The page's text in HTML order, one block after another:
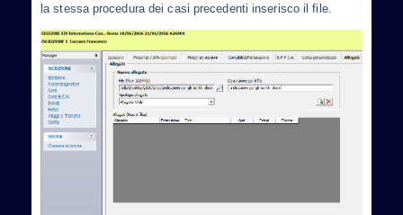
la stessa procedura dei casi precedenti inserisco il file.